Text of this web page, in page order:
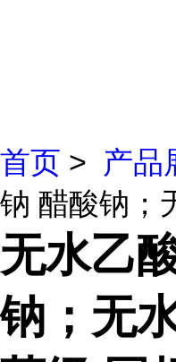
首页 > 产品
钠 醋酸钠；
无水乙
钠；无